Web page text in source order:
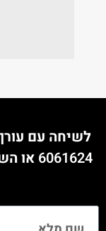
לשיחה עם
6061624 או